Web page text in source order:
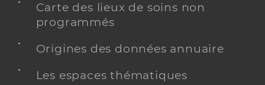
Carte des lieux de soins non
programmés
Origines des données annuaire
Les espaces thématiques